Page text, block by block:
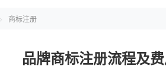
商标注册
品牌商标注册流程及